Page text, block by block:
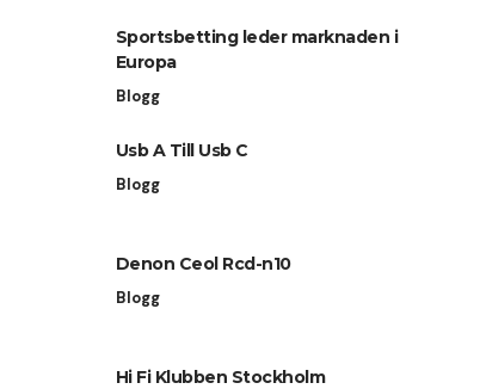
Sportsbetting leder marknaden i
Europa
Blogg
Usb A Till Usb C
Blogg
Denon Ceol Rcd-n10
Blogg
Hi Fi Klubben Stockholm